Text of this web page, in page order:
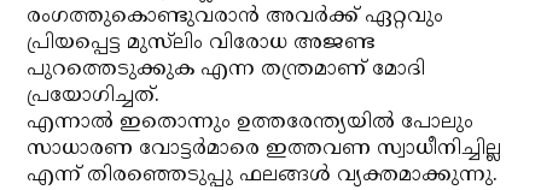
രംഗത്തുകൊണ്ടുവരാന്‍ അവര്‍ക്ക് ഏറ്റവും
പ്രിയപ്പെട്ട മുസ്‌ലിം വിരോധ അജണ്ട
പുറത്തെടുക്കുക എന്ന തന്ത്രമാണ് മോദി
പ്രയോഗിച്ചത്.
എന്നാല്‍ ഇതൊന്നും ഉത്തരേന്ത്യയില്‍ പോലും
സാധാരണ വോട്ടര്‍മാരെ ഇത്തവണ സ്വാധീനിച്ചില്ല
എന്ന് തിരഞ്ഞെടുപ്പു ഫലങ്ങള്‍ വ്യക്തമാക്കുന്നു.